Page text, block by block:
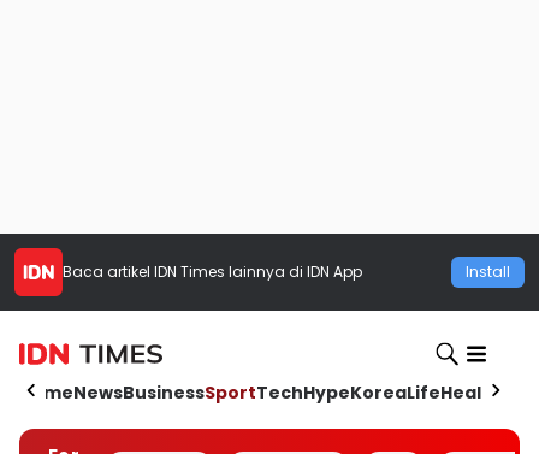
Baca artikel IDN Times lainnya di IDN App Install
HomeNewsBusinessSportTechHypeKoreaLifeHealth